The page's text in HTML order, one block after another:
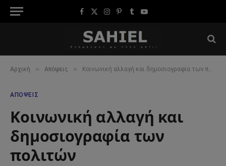
Facebook
X
Instagram
Pinterest
TumblrYouTube
Αρχική » Απόψεις » Κοινωνική αλλαγή και δημοσιογραφία των πολιτών
ΑΠΌΨΕΙΣ
Κοινωνική αλλαγή και
δημοσιογραφία των
πολιτών